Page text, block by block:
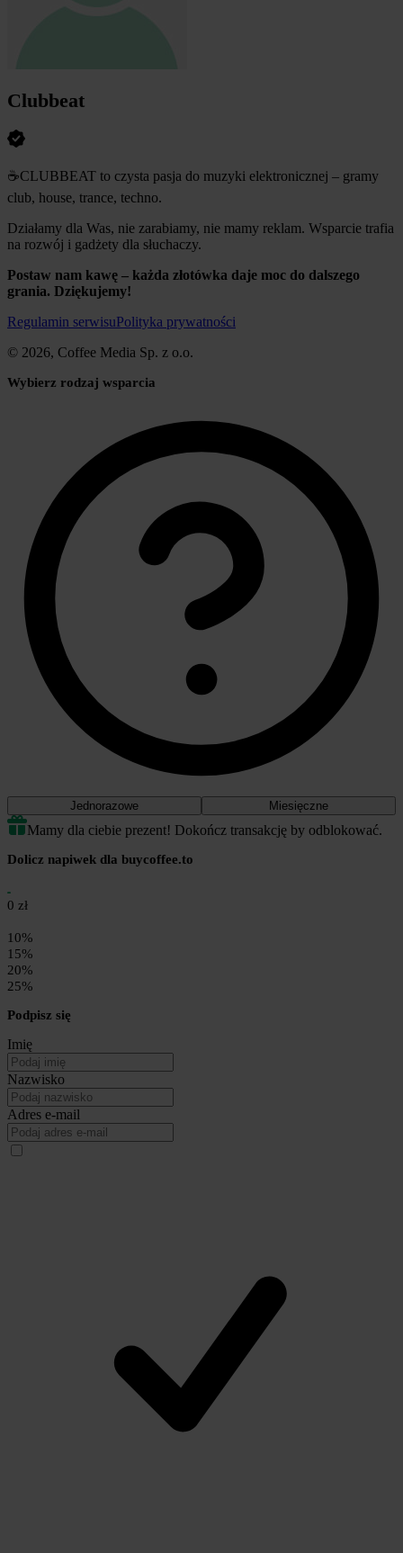
Clubbeat
☕ CLUBBEAT to czysta pasja do muzyki elektronicznej – gramy
club, house, trance, techno.
Działamy dla Was, nie zarabiamy, nie mamy reklam. Wsparcie trafia
na rozwój i gadżety dla słuchaczy.
Postaw nam kawę – każda złotówka daje moc do dalszego
grania. Dziękujemy!
Regulamin serwisuPolityka prywatności
© 2026, Coffee Media Sp. z o.o.
Wybierz rodzaj wsparcia
Jednorazowe Miesięczne
Mamy dla ciebie prezent! Dokończ transakcję by odblokować.
Dolicz napiwek dla buycoffee.to
0 zł
10%
15%
20%
25%
Podpisz się
Imię
Nazwisko
Adres e-mail